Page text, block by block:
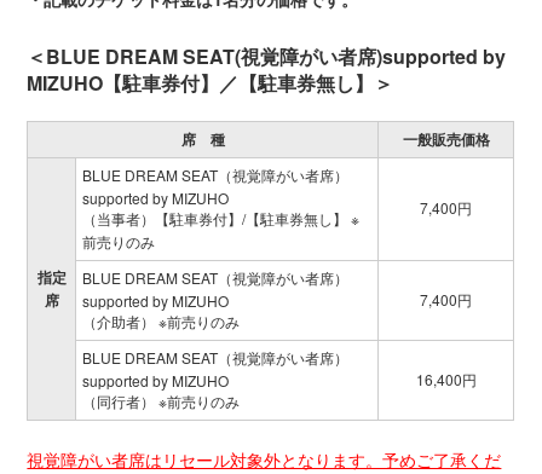
＜BLUE DREAM SEAT(視覚障がい者席)supported by
MIZUHO【駐車券付】／【駐車券無し】＞
席 種 一般販売価格
指定
席
BLUE DREAM SEAT（視覚障がい者席）
supported by MIZUHO
（当事者）【駐車券付】/【駐車券無し】 ※
前売りのみ
7,400円
BLUE DREAM SEAT（視覚障がい者席）
supported by MIZUHO
（介助者） ※前売りのみ
7,400円
BLUE DREAM SEAT（視覚障がい者席）
supported by MIZUHO
（同行者） ※前売りのみ
16,400円
視覚障がい者席はリセール対象外となります。予めご了承くだ